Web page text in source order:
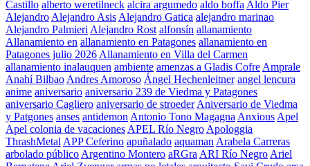
Castillo alberto weretilneck alcira argumedo aldo boffa Aldo Pier
Alejandro Alejandro Asis Alejandro Gatica alejandro marinao
Alejandro Palmieri Alejandro Rost alfonsín allanamiento
Allanamiento en allanamiento en Patagones allanamiento en
Patagones julio 2026 Allanamiento en Villa del Carmen
allanamiento inalauquen ambiente amenzas a Gladis Cofre Amprale
Anahí Bilbao Andres Amoroso Ángel Hechenleitner angel lencura
anime aniversario aniversario 239 de Viedma y Patagones
aniversario Cagliero aniversario de stroeder Aniversario de Viedma
y Patgones anses antidemon Antonio Tono Magagna Anxious Apel
Apel colonia de vacaciones APEL Río Negro Apologgia
ThrashMetal APP Ceferino apuñalado aquaman Arabela Carreras
arbolado público Argentino Montero aRGra ARI Río Negro Ariel